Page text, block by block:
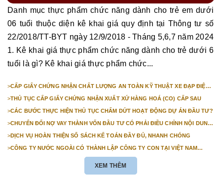
Danh mục thực phẩm chức năng dành cho trẻ em dưới
06 tuổi thuộc diện kê khai giá quy định tại Thông tư số
22/2018/TT-BYT ngày 12/9/2018 - Tháng 5,6,7 năm 2024
1. Kê khai giá thực phẩm chức năng dành cho trẻ dưới 6
tuổi là gì? Kê khai giá thực phẩm chức...
>CẤP GIẤY CHỨNG NHẬN CHẤT LƯỢNG AN TOÀN KỸ THUẬT XE ĐẠP ĐIỆN
>THỦ TỤC CẤP GIẤY CHỨNG NHẬN XUẤT XỨ HÀNG HOÁ (CO) CẤP SAU
>CÁC BƯỚC THỰC HIỆN THỦ TỤC CHẤM DỨT HOẠT ĐỘNG DỰ ÁN ĐẦU TƯ?
>CHUYỂN ĐỔI NỢ VAY THÀNH VỐN ĐẦU TƯ CÓ PHẢI ĐIỀU CHỈNH NỘI DUNG
>DỊCH VỤ HOÀN THIỆN SỔ SÁCH KẾ TOÁN ĐẦY ĐỦ, NHANH CHÓNG
>CÔNG TY NƯỚC NGOÀI CÓ THÀNH LẬP CÔNG TY CON TẠI VIỆT NAM
XEM THÊM